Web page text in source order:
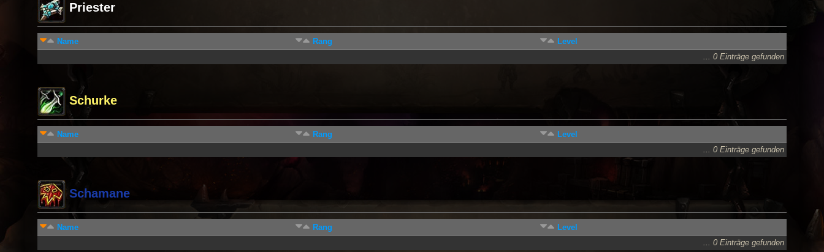
Priester
Name Rang
Level
... 0 Einträge gefunden
Schurke
Name Rang
Level
... 0 Einträge gefunden
Schamane
Name Rang
Level
... 0 Einträge gefunden